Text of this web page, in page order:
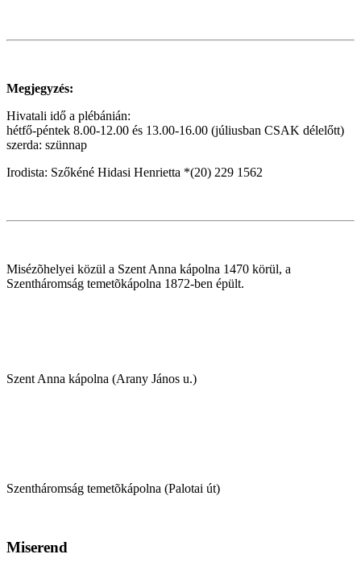
Megjegyzés:
Hivatali idő a plébánián:
hétfő-péntek 8.00-12.00 és 13.00-16.00 (júliusban CSAK délelőtt)
szerda: szünnap
Irodista: Szőkéné Hidasi Henrietta *(20) 229 1562
Misézõhelyei közül a Szent Anna kápolna 1470 körül, a
Szentháromság temetõkápolna 1872-ben épült.
Szent Anna kápolna (Arany János u.)
Szentháromság temetõkápolna (Palotai út)
Miserend